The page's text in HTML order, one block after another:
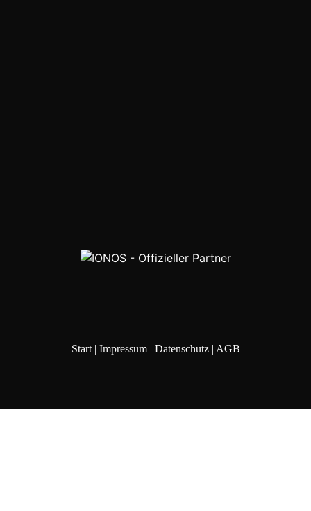
Start| Impressum| Datenschutz| AGB